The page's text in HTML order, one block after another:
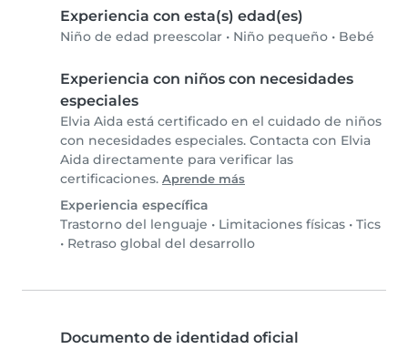
Experiencia con esta(s) edad(es)
Niño de edad preescolar • Niño pequeño • Bebé
Experiencia con niños con necesidades
especiales
Elvia Aida está certificado en el cuidado de niños
con necesidades especiales. Contacta con Elvia
Aida directamente para verificar las
certificaciones. Aprende más
Experiencia específica
Trastorno del lenguaje • Limitaciones físicas • Tics
• Retraso global del desarrollo
Documento de identidad oficial